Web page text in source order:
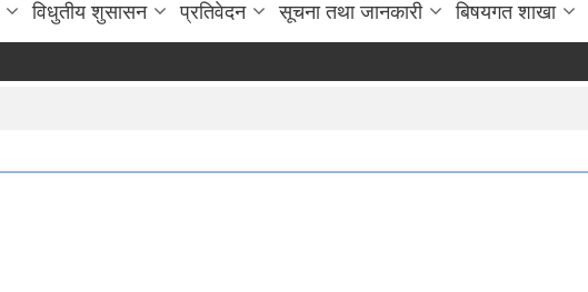
विधुतीय शुसासन प्रतिवेदन सूचना तथा जानकारी बिषयगत शाखा